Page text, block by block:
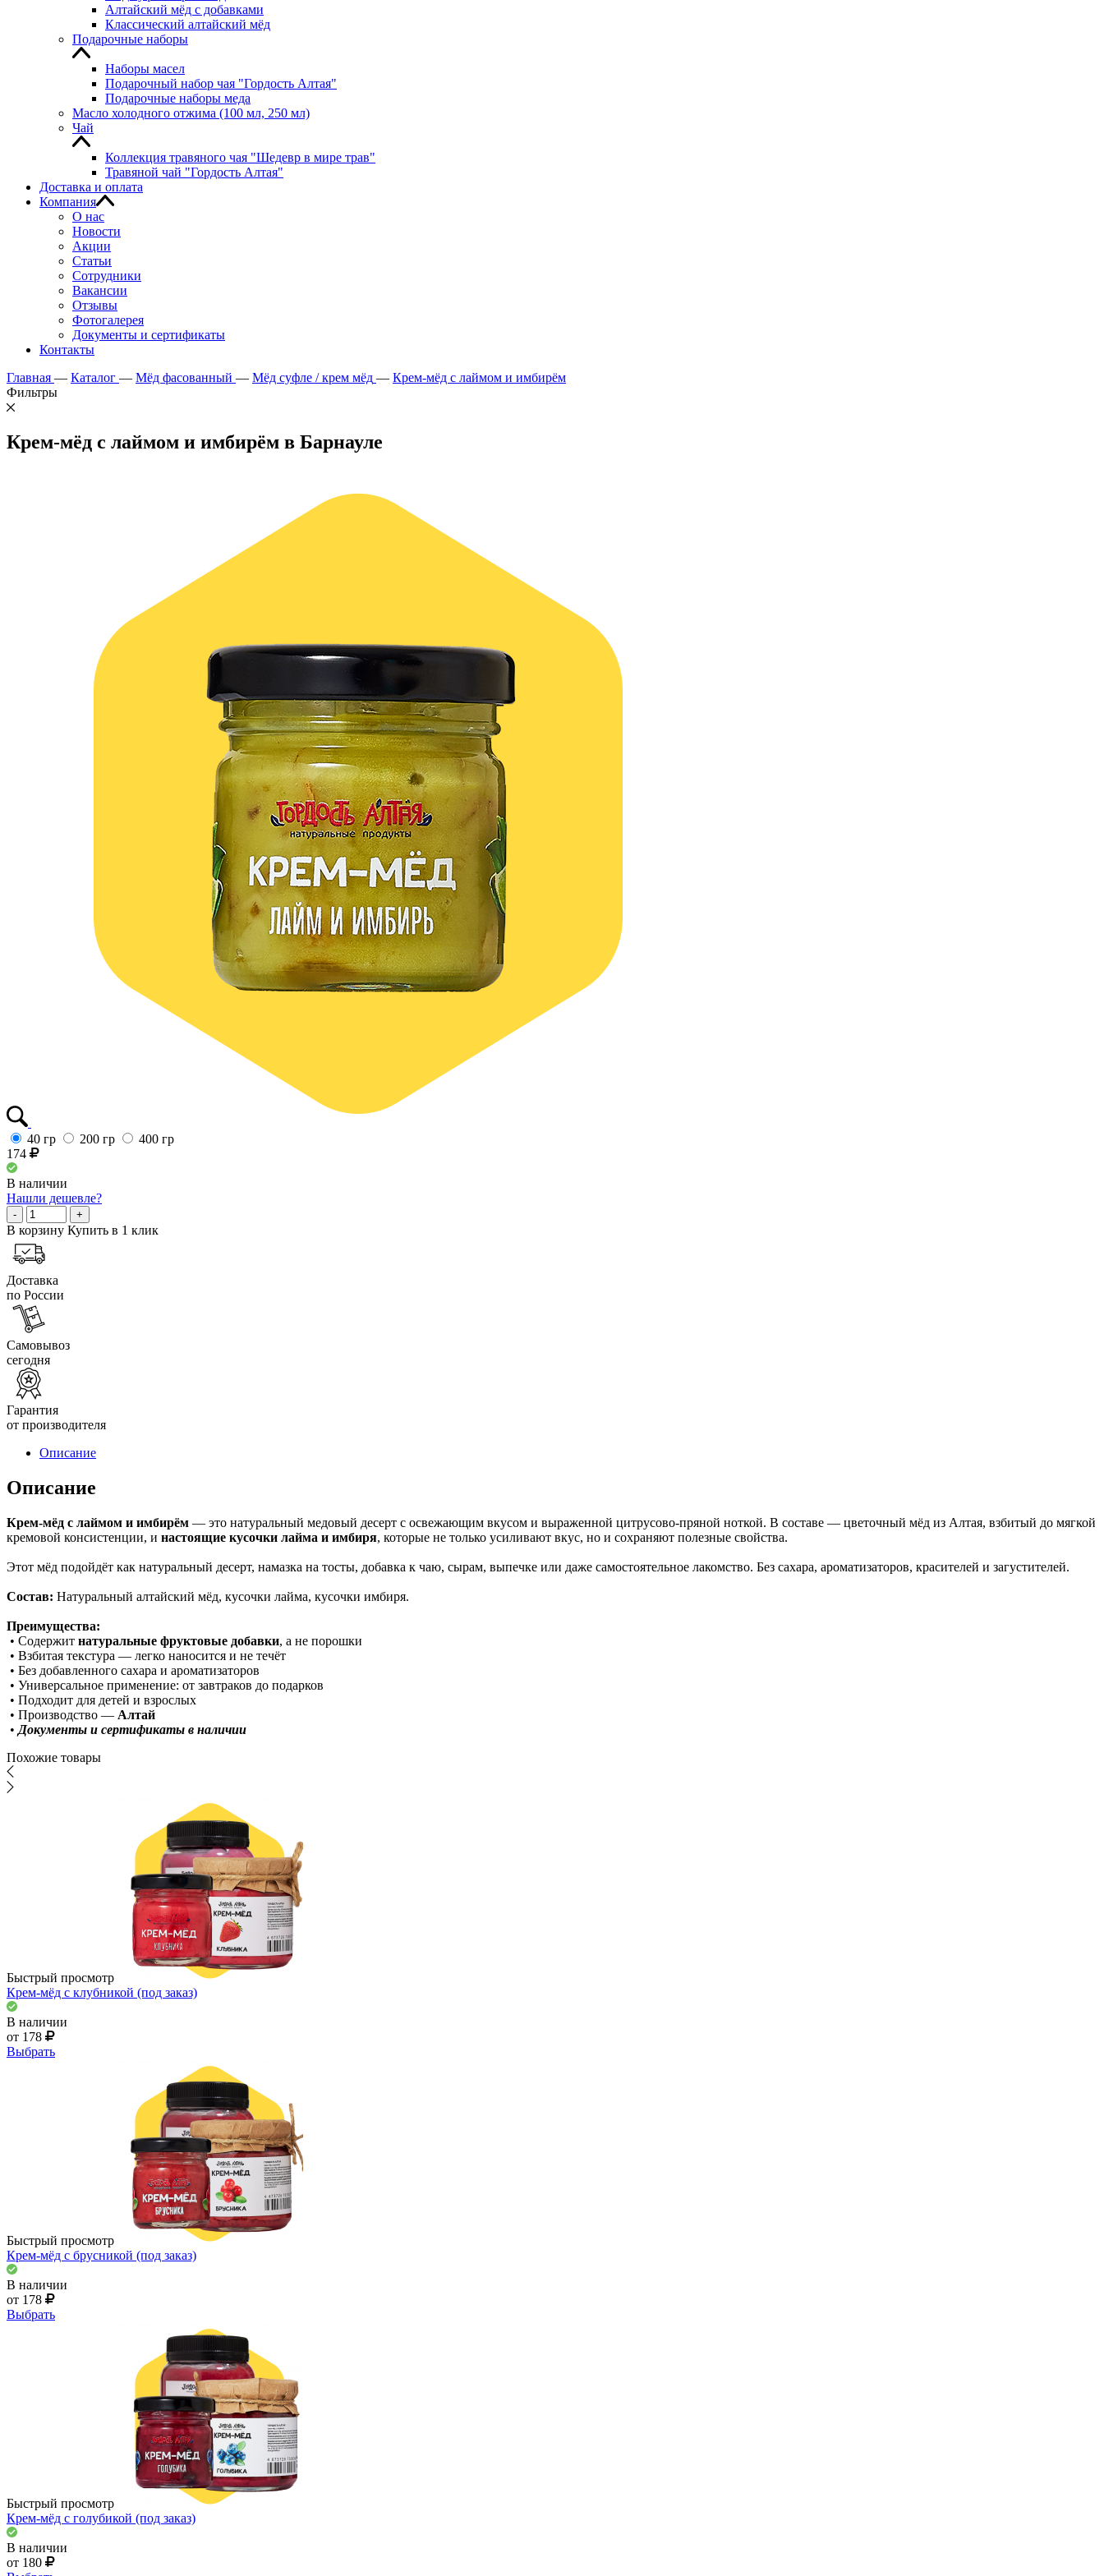
Алтайский мёд с добавками
Классический алтайский мёд
Подарочные наборы
Наборы масел
Подарочный набор чая "Гордость Алтая"
Подарочные наборы меда
Масло холодного отжима (100 мл, 250 мл)
Чай
Коллекция травяного чая "Шедевр в мире трав"
Травяной чай "Гордость Алтая"
Доставка и оплата
Компания
О нас
Новости
Акции
Статьи
Сотрудники
Вакансии
Отзывы
Фотогалерея
Документы и сертификаты
Контакты
Главная — Каталог — Мёд фасованный — Мёд суфле / крем мёд — Крем-мёд с лаймом и имбирём
Фильтры
Крем-мёд с лаймом и имбирём в Барнауле
40 гр 200 гр
400 гр
174
В наличии
Нашли дешевле?
- +
В корзину Купить в 1 клик
Доставка
по России
Самовывоз
сегодня
Гарантия
от производителя
Описание
Описание
Крем-мёд с лаймом и имбирём — это натуральный медовый десерт с освежающим вкусом и выраженной цитрусово-пряной ноткой. В составе — цветочный мёд из Алтая, взбитый до мягкой
кремовой консистенции, и настоящие кусочки лайма и имбиря, которые не только усиливают вкус, но и сохраняют полезные свойства.
Этот мёд подойдёт как натуральный десерт, намазка на тосты, добавка к чаю, сырам, выпечке или даже самостоятельное лакомство. Без сахара, ароматизаторов, красителей и загустителей.
Состав: Натуральный алтайский мёд, кусочки лайма, кусочки имбиря.
Преимущества:
• Содержит натуральные фруктовые добавки, а не порошки
• Взбитая текстура — легко наносится и не течёт
• Без добавленного сахара и ароматизаторов
• Универсальное применение: от завтраков до подарков
• Подходит для детей и взрослых
• Производство — Алтай
• Документы и сертификаты в наличии
Похожие товары
Быстрый просмотр
Крем-мёд с клубникой (под заказ)
В наличии
от 178
Выбрать
Быстрый просмотр
Крем-мёд с брусникой (под заказ)
В наличии
от 178
Выбрать
Быстрый просмотр
Крем-мёд с голубикой (под заказ)
В наличии
от 180